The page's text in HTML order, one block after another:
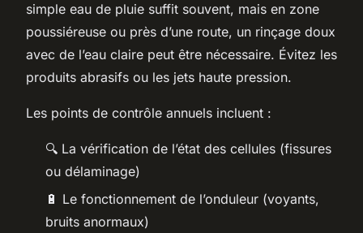
simple eau de pluie suffit souvent, mais en zone
poussiéreuse ou près d’une route, un rinçage doux
avec de l’eau claire peut être nécessaire. Évitez les
produits abrasifs ou les jets haute pression.
Les points de contrôle annuels incluent :
🔍 La vérification de l’état des cellules (fissures
ou délaminage)
🔋 Le fonctionnement de l’onduleur (voyants,
bruits anormaux)